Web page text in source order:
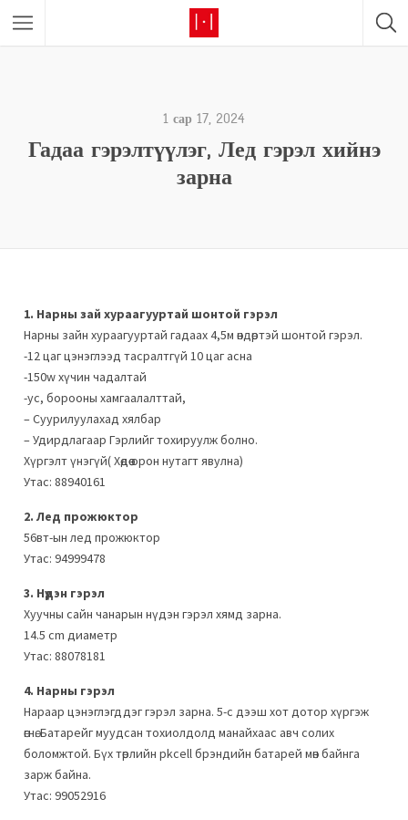
1 сар 17, 2024
Гадаа гэрэлтүүлэг, Лед гэрэл хийнэ
зарна
1. Нарны зай хураагууртай шонтой гэрэл
Нарны зайн хураагууртай гадаах 4,5м өндөртэй шонтой гэрэл.
-12 цаг цэнэглээд тасралтгүй 10 цаг асна
-150w хүчин чадалтай
-ус, борооны хамгаалалттай,
– Суурилуулахад хялбар
– Удирдлагаap Гэрлийг тохируулж болно.
Хүргэлт үнэгүй( Хөдөө орон нутагт явулна)
Утас: 88940161
2. Лед прожюктор
56вт-ын лед прожюктор
Утас: 94999478
3. Нүдэн гэрэл
Хуучны сайн чанарын нүдэн гэрэл хямд зарна.
14.5 cm диаметр
Утас: 88078181
4. Нарны гэрэл
Нараар цэнэглэгддэг гэрэл зарна. 5-с дээш хот дотор хүргэж
өгнө. Батарейг муудсан тохиолдолд манайхаас авч солих
боломжтой. Бүх төрлийн pkcell брэндийн батарей мөн байнга
зарж байна.
Утас: 99052916